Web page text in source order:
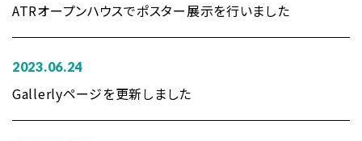
ATRオープンハウスでポスター展示を行いました
2023.06.24
Gallerlyページを更新しました